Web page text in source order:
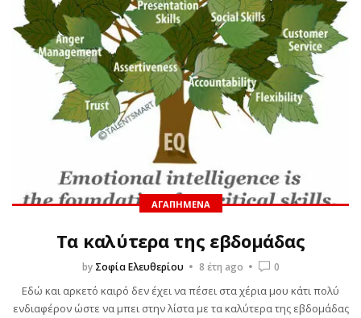
ΑΓΑΠΗΜΈΝΑ
Τα καλύτερα της εβδομάδας
by Σοφία Ελευθερίου 8 έτη ago 0
Εδώ και αρκετό καιρό δεν έχει να πέσει στα χέρια μου κάτι πολύ
ενδιαφέρον ώστε να μπει στην λίστα με τα καλύτερα της εβδομάδας